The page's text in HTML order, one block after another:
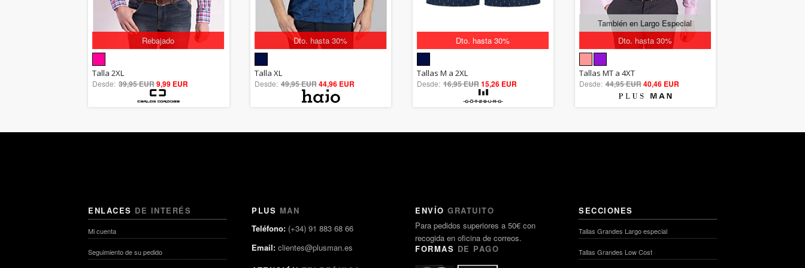
Rebajado
out of 5
Talla 2XL
Desde: 39,95 EUR9,99 EUR
Dto. hasta 30%
out of 5
Talla XL
Desde: 49,95 EUR44,96 EUR
Dto. hasta 30%
5.00
out of 5
Tallas M a 2XL
Desde: 16,95 EUR15,26 EUR
Dto. hasta 30%
También en Largo Especial
5.00
out of 5
Tallas MT a 4XT
Desde: 44,95 EUR40,46 EUR
ENLACES DE INTERÉS
Mi cuenta
Seguimiento de su pedido
PLUS MAN
Teléfono: (+34) 91 883 68 66
Email: clientes@plusman.es
ENVÍO GRATUITO
Para pedidos superiores a 50€ con
recogida en oficina de correos.
FORMAS DE PAGO
SECCIONES
Tallas Grandes Largo especial
Tallas Grandes Low Cost